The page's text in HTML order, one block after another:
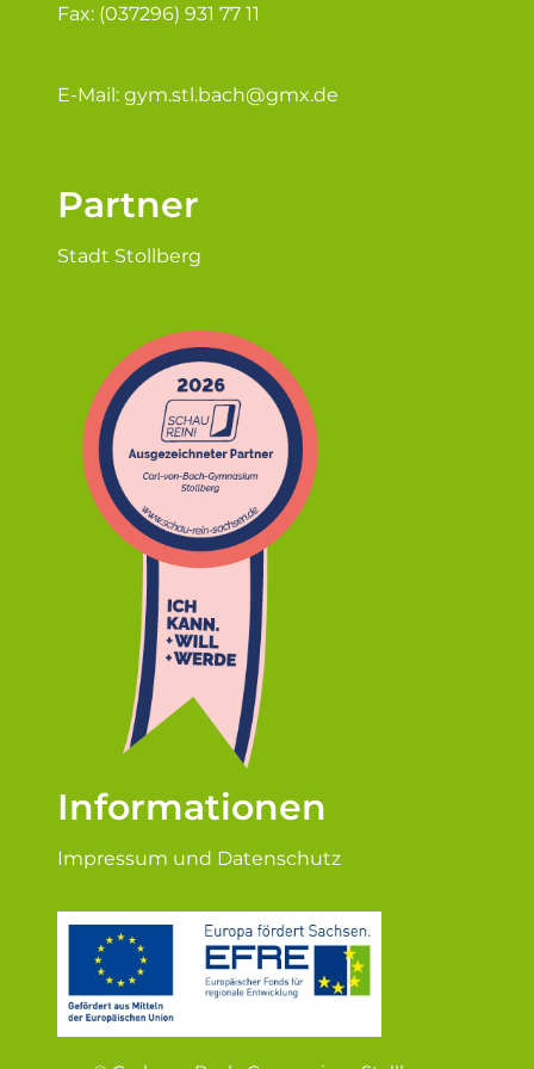
Fax: (037296) 931 77 11
E-Mail: gym.stl.bach@gmx.de
Partner
Stadt Stollberg
Informationen
Impressum und Datenschutz